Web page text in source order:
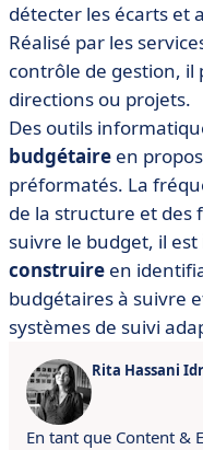
détecter les écarts et
Réalisé par les
contrôle de gestion, il
directions ou projets.
Des outils
budgétaire en
préformatés. La
de la structure et des
suivre le budget, il est
construire en
budgétaires à suivre
systèmes de suivi
Rita Hassani
En tant que Content &